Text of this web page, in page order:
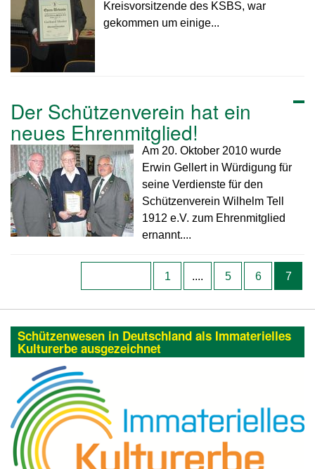
Kreisvorsitzende des KSBS, war
gekommen um einige...
Der Schützenverein hat ein
neues Ehrenmitglied!
Am 20. Oktober 2010 wurde
Erwin Gellert in Würdigung für
seine Verdienste für den
Schützenverein Wilhelm Tell
1912 e.V. zum Ehrenmitglied
ernannt....
1 .... 5 6 7
Schützenwesen in Deutschland als Immaterielles
Kulturerbe ausgezeichnet